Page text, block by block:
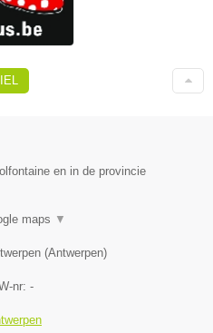
en in de provincie
maps ▼
(Antwerpen)
nr: -